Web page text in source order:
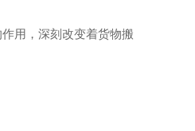
用，深刻改变着货物搬